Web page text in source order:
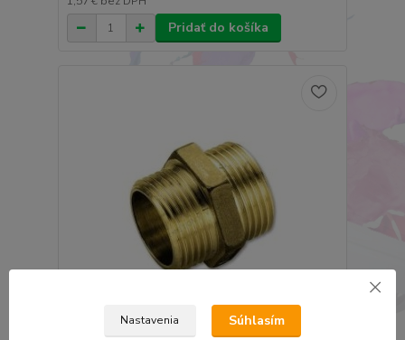
Pridať do košíka
Nastavenia Súhlasím